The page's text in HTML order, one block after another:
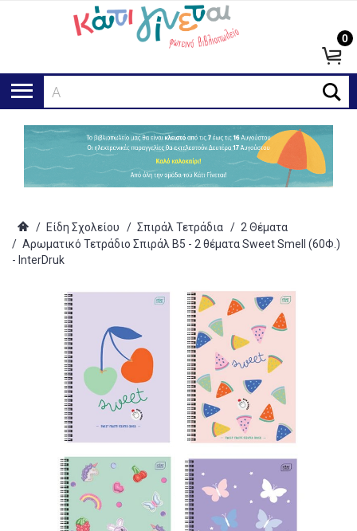
Αναζ
0
/ Είδη Σχολείου / Σπιράλ Τετράδια / 2 Θέματα
/ Αρωματικό Τετράδιο Σπιράλ B5 - 2 θέματα Sweet Smell (60Φ.)
- InterDruk